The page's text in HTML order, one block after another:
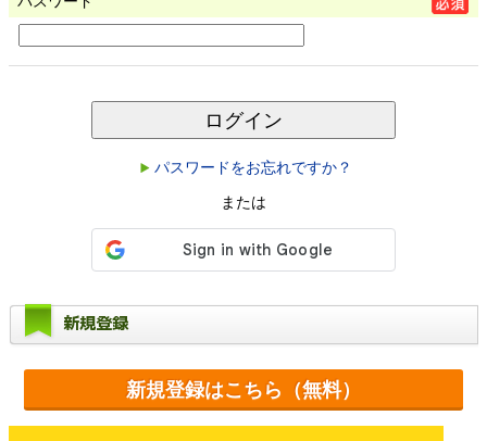
ログイン
パスワードをお忘れですか？
または
新規登録
新規登録はこちら（無料）